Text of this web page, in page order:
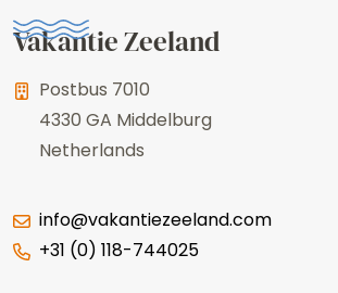
Vakantie Zeeland
Postbus 7010
4330 GA Middelburg
Netherlands
info@vakantiezeeland.com
+31 (0) 118-744025